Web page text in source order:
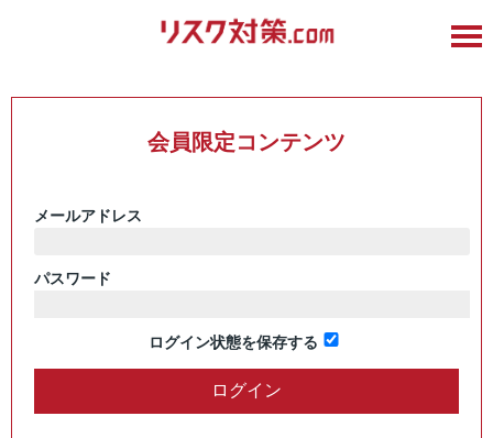
会員限定コンテンツ
メールアドレス
パスワード
ログイン状態を保存する